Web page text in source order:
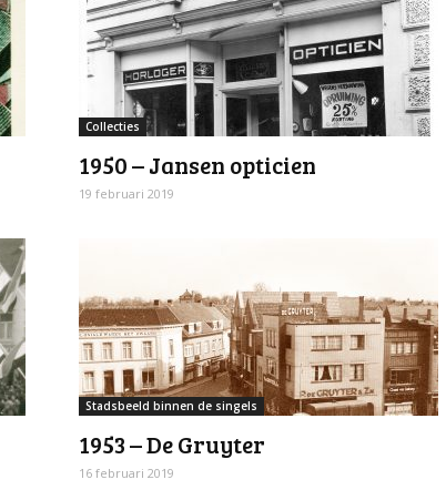
Collecties
1950 – Jansen opticien
19 februari 2019
Stadsbeeld binnen de singels
1953 – De Gruyter
16 februari 2019